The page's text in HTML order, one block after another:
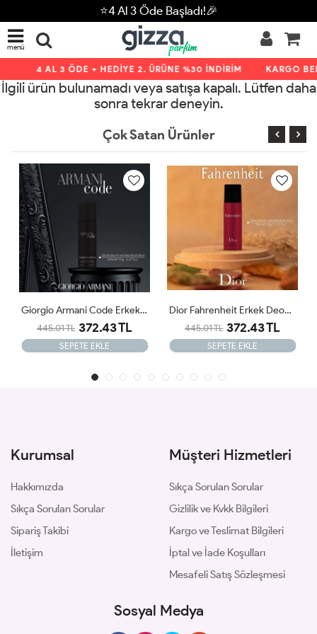
⭐4 Al 3 Öde Başladı!🎉
menü
4 AL 3 ÖDE + HEDİYE 2. ÜRÜNE %30 İNDİRİM KARGO
İlgili ürün bulunamadı veya satışa kapalı. Lütfen daha
sonra tekrar deneyin.
Çok Satan Ürünler
Giorgio Armani Code Erkek Deodorant 200ml
445.01 TL 372.43 TL
SEPETE EKLE
Dior Fahrenheit Erkek Deodorant 200ml
445.01 TL 372.43 TL
SEPETE EKLE
Kurumsal
Hakkımızda
Sıkça Sorulan Sorular
Sipariş Takibi
İletişim
Müşteri Hizmetleri
Sıkça Sorulan Sorular
Gizlilik ve Kvkk Bilgileri
Kargo ve Teslimat Bilgileri
İptal ve İade Koşulları
Mesafeli Satış Sözleşmesi
Sosyal Medya